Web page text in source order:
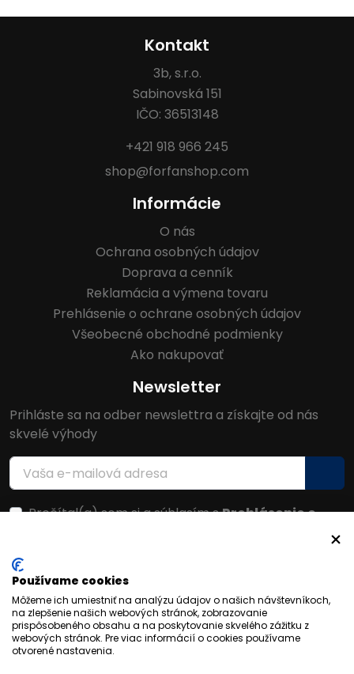
Kontakt
3b, s.r.o.
Sabinovská 151
IČO: 36513148
+421 918 966 245
shop@forfanshop.com
Informácie
O nás
Ochrana osobných údajov
Doprava a cenník
Reklamácia a výmena tovaru
Prehlásenie o ochrane osobných údajov
Všeobecné obchodné podmienky
Ako nakupovať
Newsletter
Prihláste sa na odber newslettra a získajte od nás
skvelé výhody
Prečítal(a) som si a súhlasím sPrehlásenie o
Používame cookies
Môžeme ich umiestniť na analýzu údajov o našich návštevníkoch,
na zlepšenie našich webových stránok, zobrazovanie
prispôsobeného obsahu a na poskytovanie skvelého zážitku z
webových stránok. Pre viac informácií o cookies používame
otvorené nastavenia.